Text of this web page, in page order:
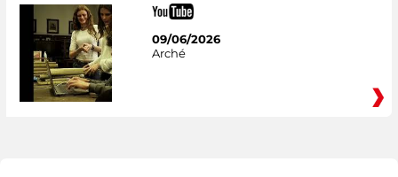
09/06/2026
Arché